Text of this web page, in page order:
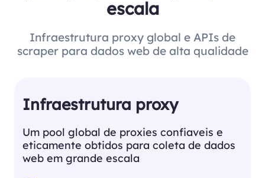
escala
Infraestrutura proxy global e APIs de
scraper para dados web de alta qualidade
Infraestrutura proxy
Um pool global de proxies confiaveis e
eticamente obtidos para coleta de dados
web em grande escala